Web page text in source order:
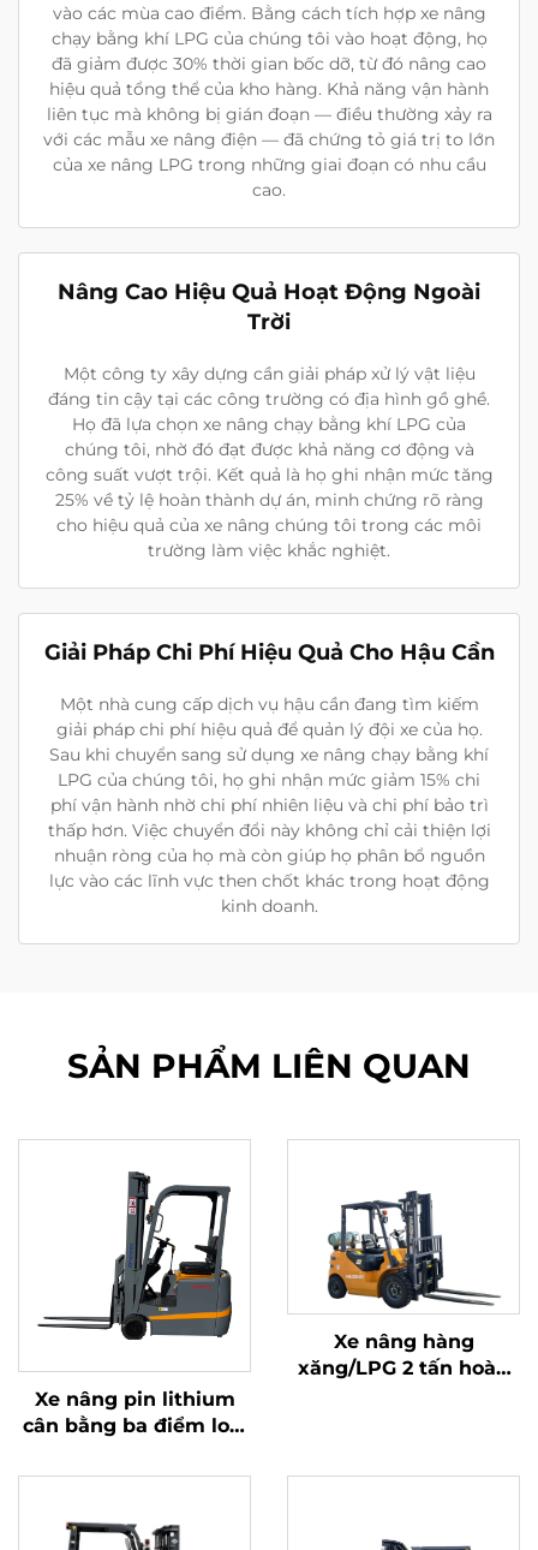
vào các mùa cao điểm. Bằng cách tích hợp xe nâng
chạy bằng khí LPG của chúng tôi vào hoạt động, họ
đã giảm được 30% thời gian bốc dỡ, từ đó nâng cao
hiệu quả tổng thể của kho hàng. Khả năng vận hành
liên tục mà không bị gián đoạn — điều thường xảy ra
với các mẫu xe nâng điện — đã chứng tỏ giá trị to lớn
của xe nâng LPG trong những giai đoạn có nhu cầu
cao.
Nâng Cao Hiệu Quả Hoạt Động Ngoài
Trời
Một công ty xây dựng cần giải pháp xử lý vật liệu
đáng tin cậy tại các công trường có địa hình gồ ghề.
Họ đã lựa chọn xe nâng chạy bằng khí LPG của
chúng tôi, nhờ đó đạt được khả năng cơ động và
công suất vượt trội. Kết quả là họ ghi nhận mức tăng
25% về tỷ lệ hoàn thành dự án, minh chứng rõ ràng
cho hiệu quả của xe nâng chúng tôi trong các môi
trường làm việc khắc nghiệt.
Giải Pháp Chi Phí Hiệu Quả Cho Hậu Cần
Một nhà cung cấp dịch vụ hậu cần đang tìm kiếm
giải pháp chi phí hiệu quả để quản lý đội xe của họ.
Sau khi chuyển sang sử dụng xe nâng chạy bằng khí
LPG của chúng tôi, họ ghi nhận mức giảm 15% chi
phí vận hành nhờ chi phí nhiên liệu và chi phí bảo trì
thấp hơn. Việc chuyển đổi này không chỉ cải thiện lợi
nhuận ròng của họ mà còn giúp họ phân bổ nguồn
lực vào các lĩnh vực then chốt khác trong hoạt động
kinh doanh.
SẢN PHẨM LIÊN QUAN
Xe nâng pin lithium
cân bằng ba điểm loại
Trung Quốc, giá cả
Xe nâng hàng
xăng/LPG 2 tấn hoàn